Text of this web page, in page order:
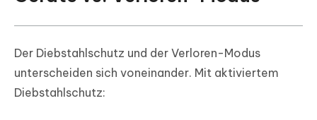
Der Diebstahlschutz und der Verloren-Modus
unterscheiden sich voneinander. Mit aktiviertem
Diebstahlschutz: